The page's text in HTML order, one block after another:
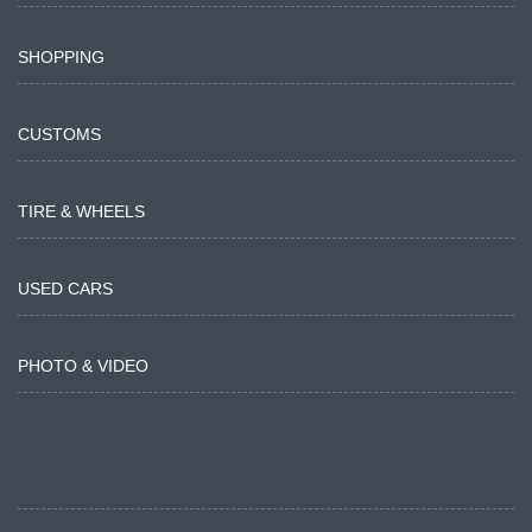
SHOPPING
CUSTOMS
TIRE & WHEELS
USED CARS
PHOTO & VIDEO